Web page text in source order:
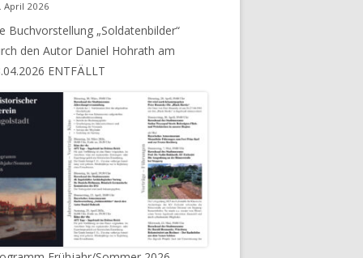
SOMMER 2020
April 2026
Buchvorstellung „Soldatenbilder“
den Autor Daniel Hohrath am
ENTFÄLLT